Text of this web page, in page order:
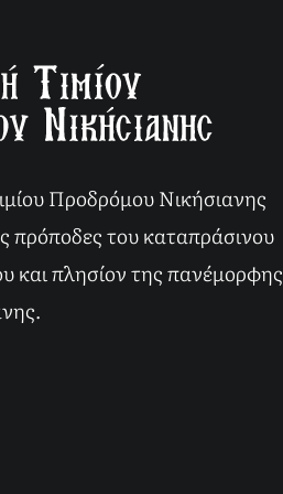
Προδρόμου Νικήσιανης
πρόποδες του καταπράσινου
και πλησίον της πανέμορφης